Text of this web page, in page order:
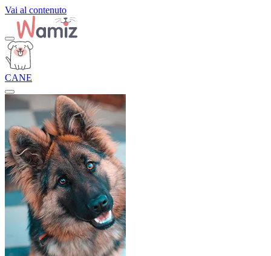
Vai al contenuto
CANE